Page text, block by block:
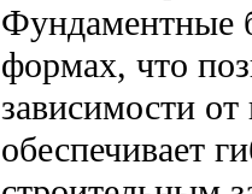
Фундаментные
формах, что
зависимости
обеспечивает